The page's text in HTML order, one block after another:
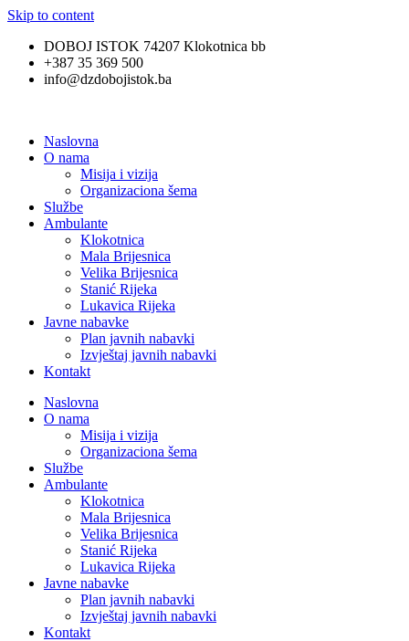
Skip to content
DOBOJ ISTOK 74207 Klokotnica bb
+387 35 369 500
info@dzdobojistok.ba
Naslovna
O nama
Misija i vizija
Organizaciona šema
Službe
Ambulante
Klokotnica
Mala Brijesnica
Velika Brijesnica
Stanić Rijeka
Lukavica Rijeka
Javne nabavke
Plan javnih nabavki
Izvještaj javnih nabavki
Kontakt
Naslovna
O nama
Misija i vizija
Organizaciona šema
Službe
Ambulante
Klokotnica
Mala Brijesnica
Velika Brijesnica
Stanić Rijeka
Lukavica Rijeka
Javne nabavke
Plan javnih nabavki
Izvještaj javnih nabavki
Kontakt